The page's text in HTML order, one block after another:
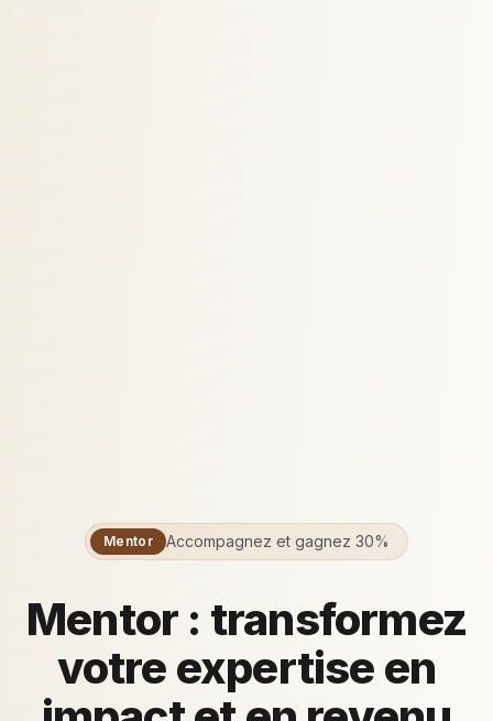
Mentor Accompagnez et gagnez 30%
Mentor : transformez
votre expertise en